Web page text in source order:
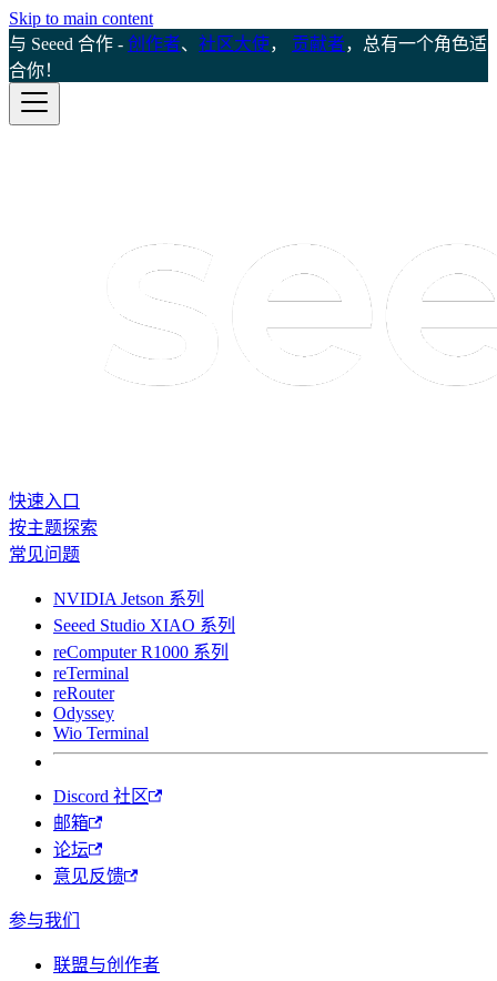
Skip to main content
与 Seeed 合作 - 创作者、 社区大使， 贡献者，总有一个角色适
合你！
快速入口
按主题探索
常见问题
NVIDIA Jetson 系列
Seeed Studio XIAO 系列
reComputer R1000 系列
reTerminal
reRouter
Odyssey
Wio Terminal
Discord 社区
邮箱
论坛
意见反馈
参与我们
联盟与创作者